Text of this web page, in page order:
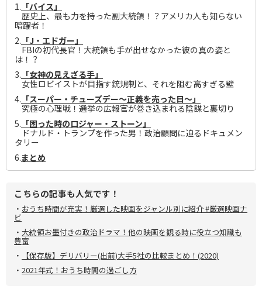
1. 「バイス」
歴史上、最も力を持った副大統領！？アメリカ人も知らない
暗躍者！
2. 「J・エドガー」
FBIの初代長官！大統領も手が出せなかった彼の真の姿と
は！？
3. 「女神の見えざる手」
女性ロビイストが目指す銃規制と、それを阻む高すぎる壁
4. 「スーパー・チューズデー～正義を売った日～」
究極の心理戦！選挙の広報官が巻き込まれる陰謀と裏切り
5. 「困った時のロジャー・ストーン」
ドナルド・トランプを作った男！政治顧問に迫るドキュメン
タリー
6.まとめ
こちらの記事も人気です！
・ おうち時間が充実！厳選した映画をジャンル別に紹介 #厳選映画ナ
ビ
・ 大統領お墨付きの政治ドラマ！他の映画を観る時に役立つ知識も
豊富
・
【保存版】デリバリー(出前)大手5社の比較まとめ！(2020)
・ 2021年式！おうち時間の過ごし方